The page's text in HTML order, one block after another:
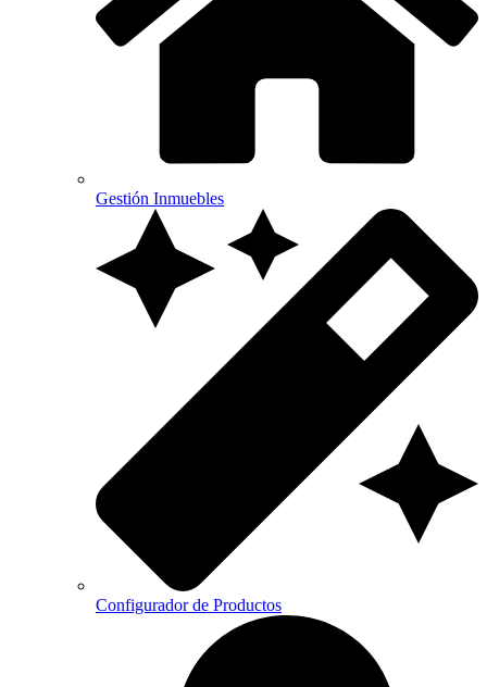
Gestión Inmuebles
Configurador de Productos